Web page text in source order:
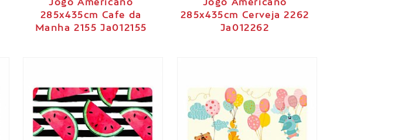
285x435cm Cafe da
Manha 2155 Ja012155
285x435cm Cerveja 2262
Ja012262